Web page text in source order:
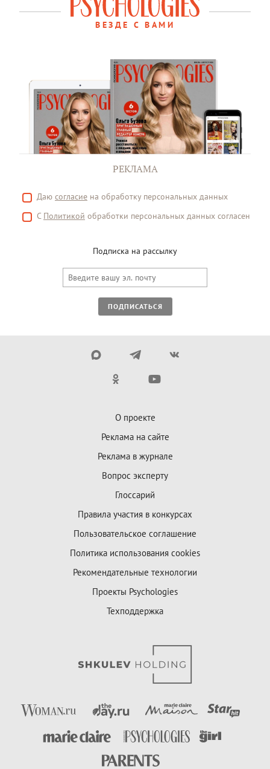
ВЕЗДЕ С ВАМИ
РЕКЛАМА
Даю согласие на обработку персональных данных
С Политикой обработки персональных данных согласен
Подписка на рассылку
ПОДПИСАТЬСЯ
О проекте
Реклама на сайте
Реклама в журнале
Вопрос эксперту
Глоссарий
Правила участия в конкурсах
Пользовательское соглашение
Политика использования cookies
Рекомендательные технологии
Проекты Psychologies
Техподдержка